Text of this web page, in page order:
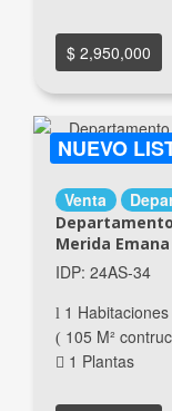
$ 2,950,000
NUEVO
Venta
Merida
IDP: 24AS-34
1 Habitaciones
105 M²
1 Plantas